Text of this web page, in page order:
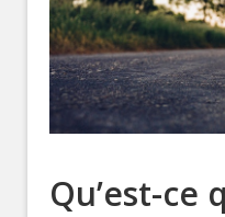
Qu’est-ce